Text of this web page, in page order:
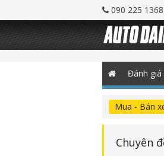
090 225
Đánh giá
Mua - Bán
Chuyên